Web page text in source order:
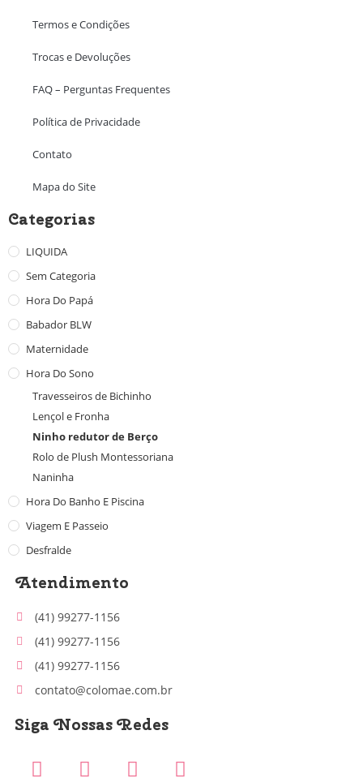
Termos e Condições
Trocas e Devoluções
FAQ – Perguntas Frequentes
Política de Privacidade
Contato
Mapa do Site
Categorias
LIQUIDA
Sem Categoria
Hora Do Papá
Babador BLW
Maternidade
Hora Do Sono
Travesseiros de Bichinho
Lençol e Fronha
Ninho redutor de Berço
Rolo de Plush Montessoriana
Naninha
Hora Do Banho E Piscina
Viagem E Passeio
Desfralde
Atendimento
(41) 99277-1156
(41) 99277-1156
(41) 99277-1156
contato@colomae.com.br
Siga Nossas Redes